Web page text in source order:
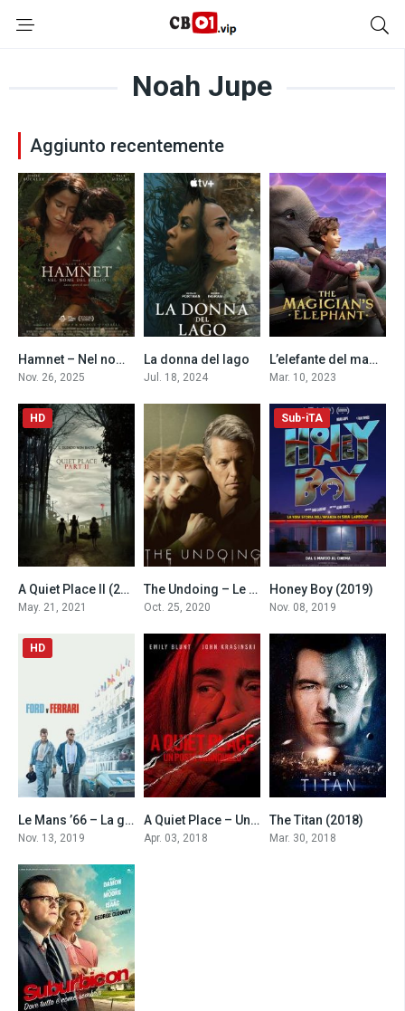
Noah Jupe
Aggiunto recentemente
7.9
Hamnet – Nel nome del figlio (2025)
Nov. 26, 2025
9.5
La donna del lago
Jul. 18, 2024
0
L’elefante del mago (2023)
Mar. 10, 2023
0
HD
A Quiet Place II (2021)
May. 21, 2021
7.7The Undoing – Le verità non dette
Oct. 25, 2020
7.4
Sub-iTA
Honey Boy (2019)
Nov. 08, 2019
8.3
HD
Le Mans ’66 – La grande sfida (2019)
Nov. 13, 2019
7.6A Quiet Place – Un posto tranquillo (2018)
Apr. 03, 2018
The Titan (2018)
Mar. 30, 2018